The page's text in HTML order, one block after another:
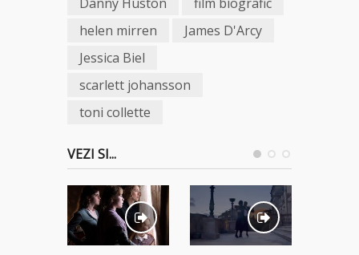
helen mirren
James D'Arcy
Jessica Biel
scarlett johansson
toni collette
VEZI SI...